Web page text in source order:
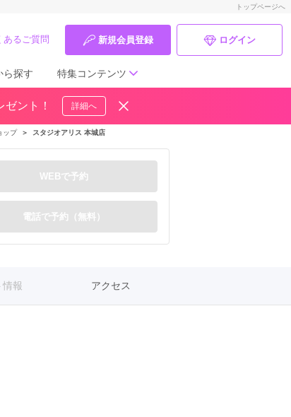
トップページへ
あるご質問 新規会員登録 ログイン
ら探す 特集コンテンツ
ママ振特集
個性的振袖コーディネート特集
成人式レポート
振袖ブランド特集
口コミ優秀店舗
ント！ 詳細へ
ップ ＞ スタジオアリス 本城店
WEBで予約
電話で予約（無料）
情報 アクセス